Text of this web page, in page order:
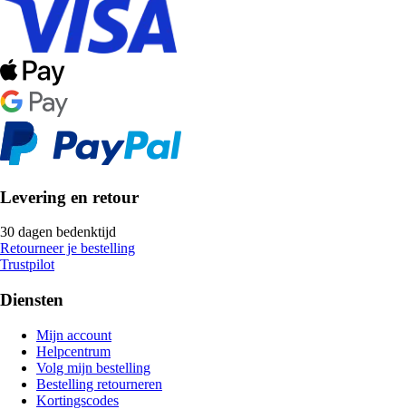
Levering en retour
30 dagen bedenktijd
Retourneer je bestelling
Trustpilot
Diensten
Mijn account
Helpcentrum
Volg mijn bestelling
Bestelling retourneren
Kortingscodes